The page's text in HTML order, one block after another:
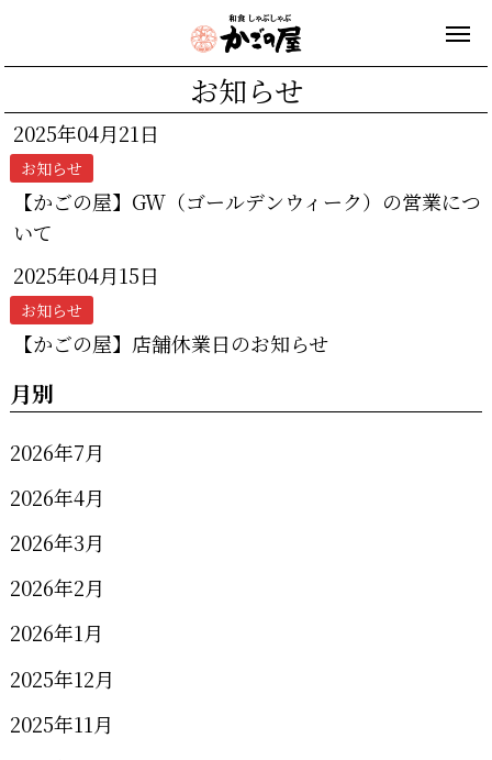
お知らせ
2025年04月21日
お知らせ
【かごの屋】GW（ゴールデンウィーク）の営業につ
いて
2025年04月15日
お知らせ
【かごの屋】店舗休業日のお知らせ
月別
2026年7月
2026年4月
2026年3月
2026年2月
2026年1月
2025年12月
2025年11月